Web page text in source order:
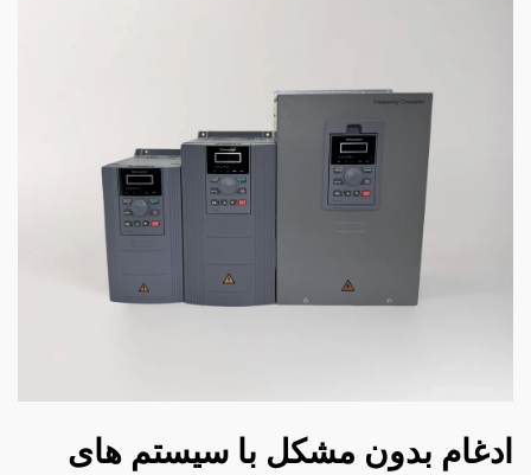
ادغام بدون مشکل با سیستم های